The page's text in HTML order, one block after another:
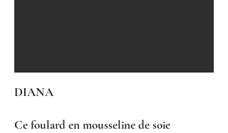
DIANA
Ce foulard en mousseline de soie